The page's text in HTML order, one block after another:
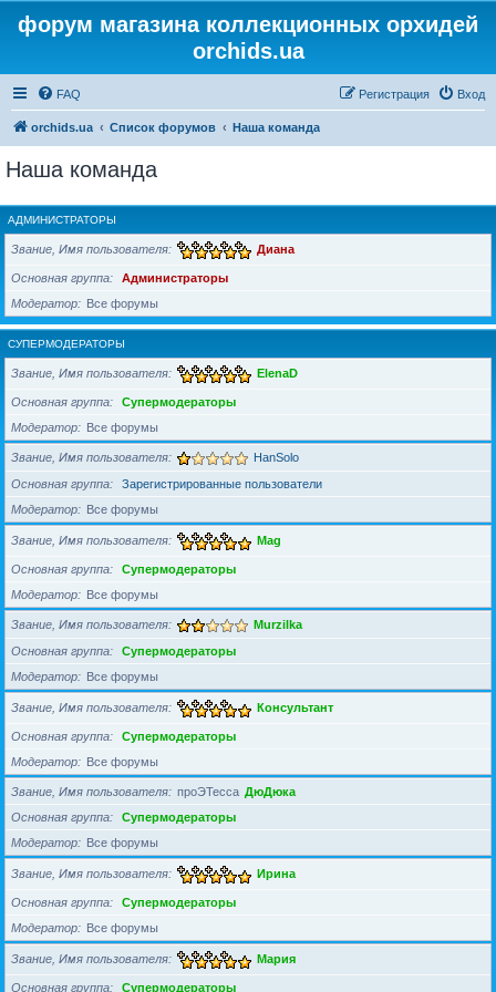
форум магазина коллекционных орхидей
orchids.ua
FAQ Вход
Регистрация
orchids.ua Список форумов Наша команда
Наша команда
АДМИНИСТРАТОРЫ
Звание, Имя пользователя Диана
Основная группа
Администраторы
Модератор
Все форумы
СУПЕРМОДЕРАТОРЫ
Звание, Имя пользователя ElenaD
Основная группа
Супермодераторы
Модератор
Все форумы
Звание, Имя пользователя HanSolo
Основная группа
Зарегистрированные пользователи
Модератор
Все форумы
Звание, Имя пользователя Mag
Основная группа
Супермодераторы
Модератор
Все форумы
Звание, Имя пользователя Murzilka
Основная группа
Супермодераторы
Модератор
Все форумы
Звание, Имя пользователя Консультант
Основная группа
Супермодераторы
Модератор
Все форумы
Звание, Имя пользователя проЭТесса ДюДюка
Основная группа
Супермодераторы
Модератор
Все форумы
Звание, Имя пользователя Ирина
Основная группа
Супермодераторы
Модератор
Все форумы
Звание, Имя пользователя Мария
Основная группа Супермодераторы